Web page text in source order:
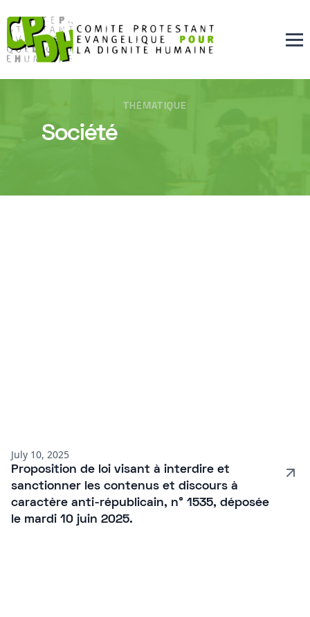
THÉMATIQUE
Société
July 10, 2025
Proposition de loi visant à interdire et
sanctionner les contenus et discours à
caractère anti-républicain, n° 1535, déposée
le mardi 10 juin 2025.